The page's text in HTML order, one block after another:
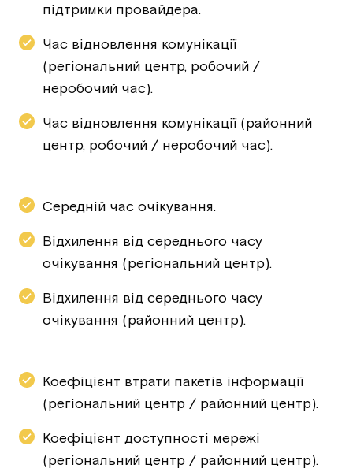
підтримки провайдера.
Час відновлення комунікації
(регіональний центр, робочий /
неробочий час).
Час відновлення комунікації (районний
центр, робочий / неробочий час).
Середній час очікування.
Відхилення від середнього часу
очікування (регіональний центр).
Відхилення від середнього часу
очікування (районний центр).
Коефіцієнт втрати пакетів інформації
(регіональний центр / районний центр).
Коефіцієнт доступності мережі
(регіональний центр / районний центр).